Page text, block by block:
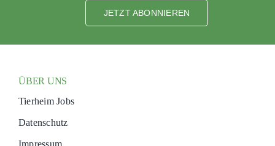
JETZT ABONNIEREN
ÜBER UNS
Tierheim Jobs
Datenschutz
Impressum